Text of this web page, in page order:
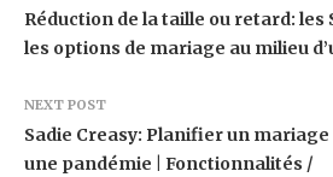
Réduction de la taille ou retard: les
les options de mariage au milieu
NEXT POST
Sadie Creasy: Planifier un mariage
une pandémie | Fonctionnalités /